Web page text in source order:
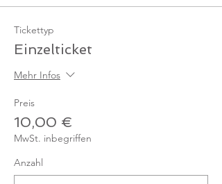
Tickettyp
Einzelticket
Mehr Infos
Preis
10,00 €
MwSt. inbegriffen
Anzahl